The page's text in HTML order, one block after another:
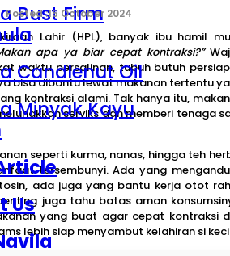
Bust Firm
Candlenut Oil
Minyak Kayu
Us
15 October 2024
Lahir (HPL), banyak ibu hamil
apa ya biar cepat kontraksi?”
waktu persalinan, tubuh butuh
bisa dibantu lewat makanan tertentu
kontraksi alami. Tak hanya itu,
serviks dan memberi tenaga
seperti kurma, nanas, hingga teh
tersembunyi. Ada yang
ada juga yang bantu kerja otot
juga tahu batas aman
yang buat agar cepat kontraksi
lebih siap menyambut kelahiran si